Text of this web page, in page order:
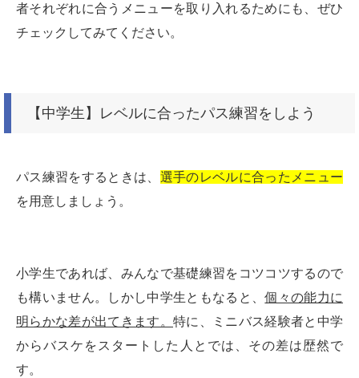
者それぞれに合うメニューを取り入れるためにも、ぜひ
チェックしてみてください。
【中学生】レベルに合ったパス練習をしよう
パス練習をするときは、 選手のレベルに合ったメニュー
を用意しましょう。
小学生であれば、みんなで基礎練習をコツコツするので
も構いません。しかし中学生ともなると、個々の能力に
明らかな差が出てきます。 特に、ミニバス経験者と中学
からバスケをスタートした人とでは、その差は歴然で
す。